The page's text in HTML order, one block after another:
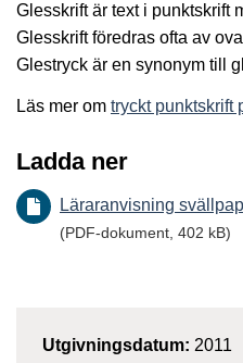
Glesskrift är text i punktskrift
Glesskrift föredras ofta av
Glestryck är en synonym till
Läs mer om tryckt punktskrift
Ladda ner
Läraranvisning
(PDF-dokument, 402 kB)
Utgivningsdatum: 2011